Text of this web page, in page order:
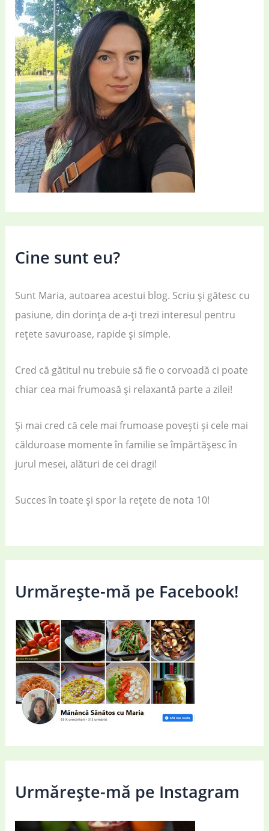
Cine sunt eu?
Sunt Maria, autoarea acestui blog. Scriu și gătesc cu
pasiune, din dorința de a-ți trezi interesul pentru
rețete savuroase, rapide și simple.
Cred că gătitul nu trebuie să fie o corvoadă ci poate
chiar cea mai frumoasă și relaxantă parte a zilei!
Și mai cred că cele mai frumoase povești și cele mai
călduroase momente în familie se împărtășesc în
jurul mesei, alături de cei dragi!
Succes în toate și spor la rețete de nota 10!
Urmărește-mă pe Facebook!
Urmărește-mă pe Instagram